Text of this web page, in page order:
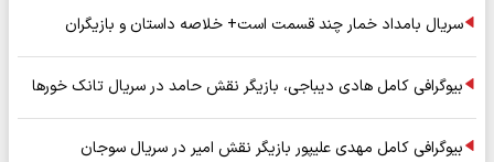
سریال بامداد خمار چند قسمت است+ خلاصه داستان و بازیگران
بیوگرافی کامل هادی دیباجی، بازیگر نقش حامد در سریال تانک خورها
بیوگرافی کامل مهدی علیپور بازیگر نقش امیر در سریال سوجان